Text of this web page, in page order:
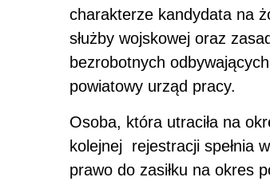
charakterze kandydata na
służby wojskowej oraz
bezrobotnych
powiatowy urząd pracy.
Osoba, która utraciła na
kolejnej rejestracji spełnia
prawo do zasiłku na okres